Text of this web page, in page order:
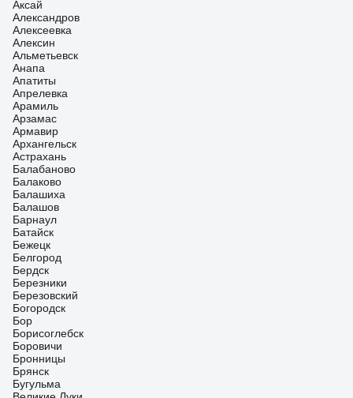
Аксай
Александров
Алексеевка
Алексин
Альметьевск
Анапа
Апатиты
Апрелевка
Арамиль
Арзамас
Армавир
Архангельск
Астрахань
Балабаново
Балаково
Балашиха
Балашов
Барнаул
Батайск
Бежецк
Белгород
Бердск
Березники
Березовский
Богородск
Бор
Борисоглебск
Боровичи
Бронницы
Брянск
Бугульма